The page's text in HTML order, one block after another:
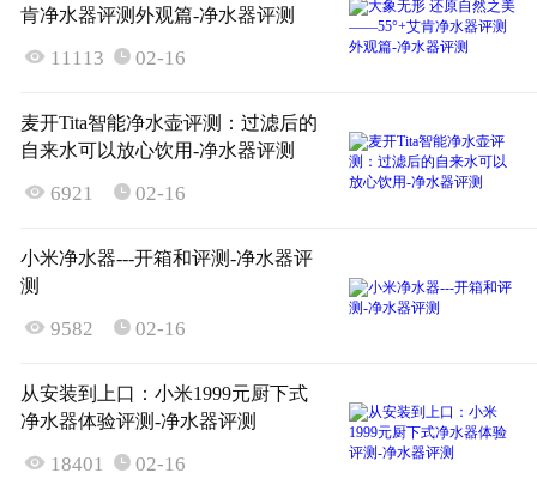
肯净水器评测外观篇-净水器评测
 11113  02-16
麦开Tita智能净水壶评测：过滤后的
自来水可以放心饮用-净水器评测
 6921  02-16
小米净水器---开箱和评测-净水器评
测
 9582  02-16
从安装到上口：小米1999元厨下式
净水器体验评测-净水器评测
 18401  02-16